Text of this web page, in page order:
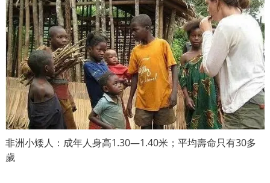
非洲小矮人：成年人身高1.30—1.40米；平均壽命只有30多
歲